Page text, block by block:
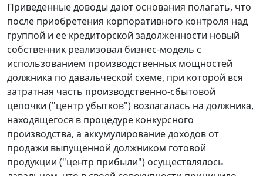
Приведенные доводы дают основания полагать, что
после приобретения корпоративного контроля над
группой и ее кредиторской задолженности новый
собственник реализовал бизнес-модель с
использованием производственных мощностей
должника по давальческой схеме, при которой вся
затратная часть производственно-сбытовой
цепочки ("центр убытков") возлагалась на должника,
находящегося в процедуре конкурсного
производства, а аккумулирование доходов от
продажи выпущенной должником готовой
продукции ("центр прибыли") осуществлялось